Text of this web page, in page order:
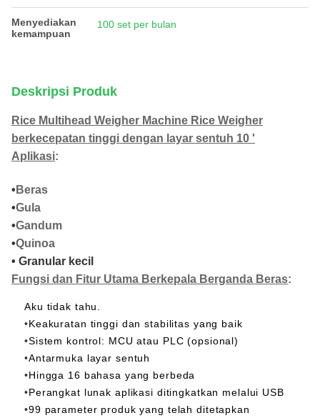
Menyediakan
kemampuan
100 set per bulan
Deskripsi Produk
Rice Multihead Weigher Machine Rice Weigher
berkecepatan tinggi dengan layar sentuh 10 '
Aplikasi:
• Beras
•Gula
•Gandum
•Quinoa
• Granular kecil
Fungsi dan Fitur Utama Berkepala Berganda Beras:
Aku tidak tahu.
•Keakuratan tinggi dan stabilitas yang baik
•Sistem kontrol: MCU atau PLC (opsional)
•Antarmuka layar sentuh
•Hingga 16 bahasa yang berbeda
•Perangkat lunak aplikasi ditingkatkan melalui USB
•99 parameter produk yang telah ditetapkan